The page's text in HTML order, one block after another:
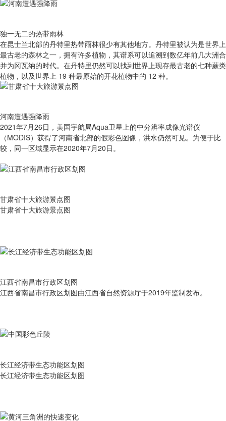
独一无二的热带雨林
在昆士兰北部的丹特里热带雨林很少有其他地方。丹特里被认为是世界上
最古老的森林之一，拥有许多植物，其谱系可以追溯到数亿年前几大洲合
并为冈瓦纳的时代。在丹特里仍然可以找到世界上现存最古老的七种蕨类
植物，以及世界上 19 种最原始的开花植物中的 12 种。
河南遭遇强降雨
2021年7月26日，美国宇航局Aqua卫星上的中分辨率成像光谱仪
（MODIS）获得了河南省北部的假彩色图像，洪水仍然可见。为便于比
较，同一区域显示在2020年7月20日。
甘肃省十大旅游景点图
甘肃省十大旅游景点图
江西省南昌市行政区划图
江西省南昌市行政区划图由江西省自然资源厅于2019年监制发布。
长江经济带生态功能区划图
长江经济带生态功能区划图